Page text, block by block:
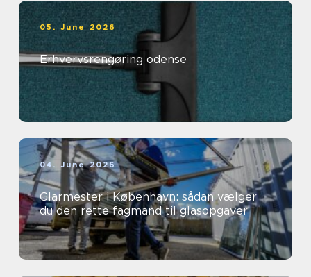
05. June 2026
Erhvervsrengøring odense
04. June 2026
Glarmester i København: sådan vælger
du den rette fagmand til glasopgaver